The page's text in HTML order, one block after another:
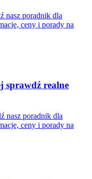
nasz poradnik dla
ceny i porady na
sprawdź realne
nasz poradnik dla
ceny i porady na